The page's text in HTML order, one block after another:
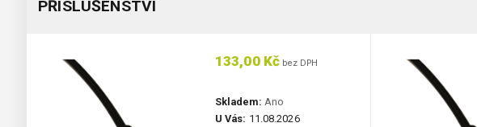
PŘÍSLUŠENSTVÍ
133,00 Kč bez DPH
Skladem: Ano
U Vás: 11.08.2026